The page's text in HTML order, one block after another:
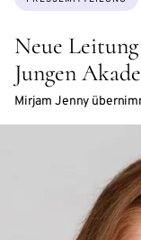
Neue
Jungen
Mirjam Jenny